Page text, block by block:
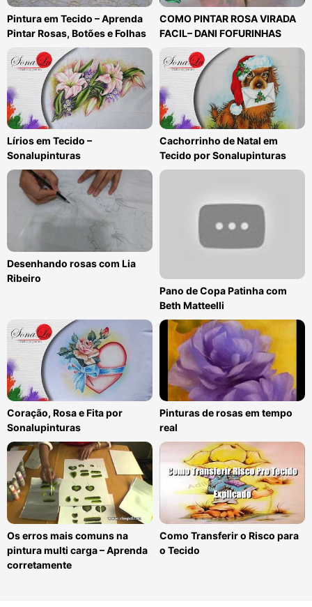
Pintura em Tecido – Aprenda
Pintar Rosas, Botões e Folhas
COMO PINTAR ROSA VIRADA
FACIL– DANI FOFURINHAS
Lírios em Tecido –
Sonalupinturas
Cachorrinho de Natal em
Tecido por Sonalupinturas
Desenhando rosas com Lia
Ribeiro
Pano de Copa Patinha com
Beth Matteelli
Coração, Rosa e Fita por
Sonalupinturas
Pinturas de rosas em tempo
real
Os erros mais comuns na
pintura multi carga – Aprenda
corretamente
Como Transferir o Risco para
o Tecido